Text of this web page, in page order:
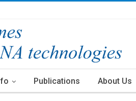
Publications About Us